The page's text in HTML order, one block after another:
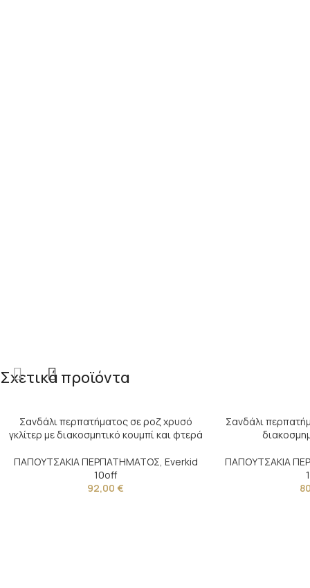
Σχετικά προϊόντα
Σανδάλι περπατήματος σε ροζ χρυσό
γκλίτερ με διακοσμητικό κουμπί και φτερά
ΠΑΠΟΥΤΣΑΚΙΑ ΠΕΡΠΑΤΗΜΑΤΟΣ, Everkid
10off
92,00 €
Σανδάλι
ΠΑΠΟΥΤΣΑΚΙΑ